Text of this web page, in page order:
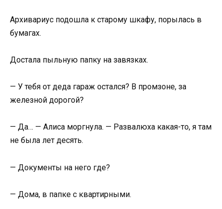
Архивариус подошла к старому шкафу, порылась в
бумагах.
Достала пыльную папку на завязках.
— У тебя от деда гараж остался? В промзоне, за
железной дорогой?
— Да… — Алиса моргнула. — Развалюха какая-то, я там
не была лет десять.
— Документы на него где?
— Дома, в папке с квартирными.